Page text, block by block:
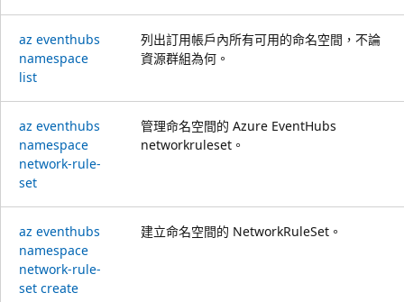
az eventhubs
namespace
list
列出訂用帳戶內所有可用的命名空間，不論
資源群組為何。
az eventhubs
namespace
network-rule-
set
管理命名空間的 Azure EventHubs
networkruleset。
az eventhubs
namespace
network-rule-
set create
建立命名空間的 NetworkRuleSet。